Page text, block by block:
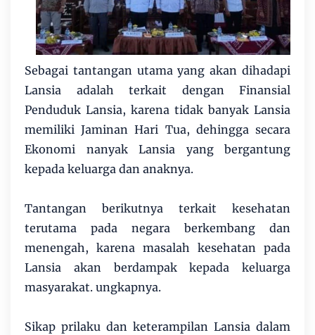
Sebagai tantangan utama yang akan dihadapi
Lansia adalah terkait dengan Finansial
Penduduk Lansia, karena tidak banyak Lansia
memiliki Jaminan Hari Tua, dehingga secara
Ekonomi nanyak Lansia yang bergantung
kepada keluarga dan anaknya.
Tantangan berikutnya terkait kesehatan
terutama pada negara berkembang dan
menengah, karena masalah kesehatan pada
Lansia akan berdampak kepada keluarga
masyarakat. ungkapnya.
Sikap prilaku dan keterampilan Lansia dalam